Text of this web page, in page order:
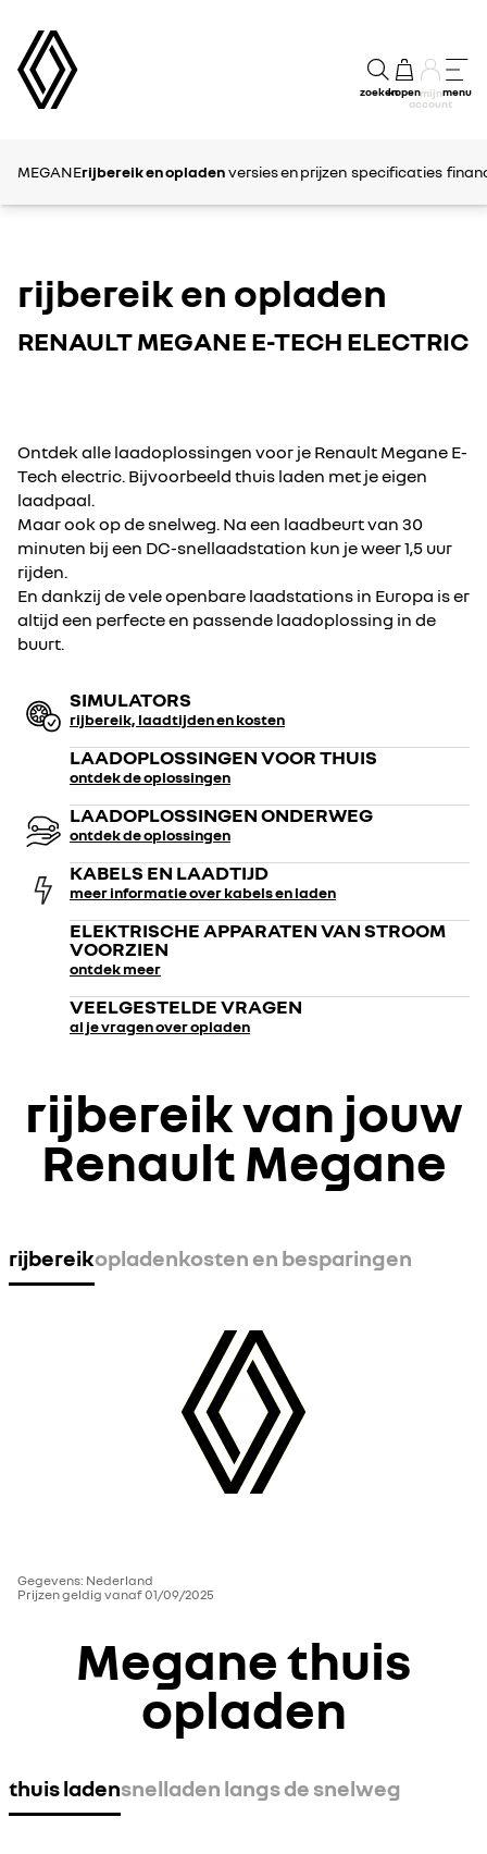
zoekenkopenmijn
account
menu
MEGANErijbereik en opladenversies en prijzen specificaties
rijbereik en opladen
RENAULT MEGANE E-TECH ELECTRIC
Ontdek alle laadoplossingen voor je Renault Megane E-
Tech electric. Bijvoorbeeld thuis laden met je eigen
laadpaal.
Maar ook op de snelweg. Na een laadbeurt van 30
minuten bij een DC-snellaadstation kun je weer 1,5 uur
rijden.
En dankzij de vele openbare laadstations in Europa is er
altijd een perfecte en passende laadoplossing in de
buurt.
SIMULATORS
rijbereik, laadtijden en kosten
LAADOPLOSSINGEN VOOR THUIS
ontdek de oplossingen
LAADOPLOSSINGEN ONDERWEG
ontdek de oplossingen
KABELS EN LAADTIJD
meer informatie over kabels en laden
ELEKTRISCHE APPARATEN VAN STROOM
VOORZIEN
ontdek meer
VEELGESTELDE VRAGEN
al je vragen over opladen
rijbereik van jouw
Renault Megane
rijbereikopladenkosten en besparingen
Gegevens: Nederland
Prijzen geldig vanaf 01/09/2025
Megane thuis
opladen
thuis ladensnelladen langs de snelweg